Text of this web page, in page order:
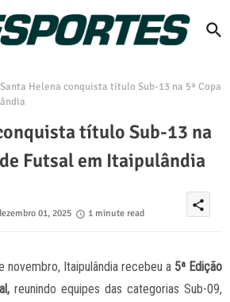
Santa Helena conquista título Sub-13 na 5ª Copa
título Sub-13 na
Futsal em Itaipulândia
01, 2025
1 minute read
share
novembro, Itaipulândia recebeu a 5ª Edição
reunindo equipes das categorias Sub-09,